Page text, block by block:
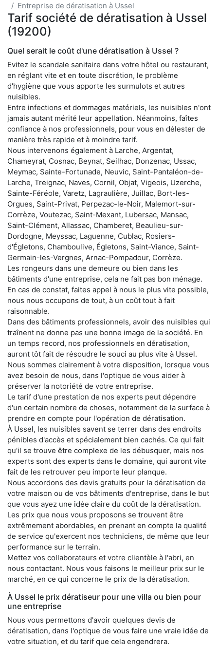
Entreprise de dératisation à Ussel
Tarif société de dératisation à Ussel
(19200)
Quel serait le coût d'une dératisation à Ussel ?
Evitez le scandale sanitaire dans votre hôtel ou restaurant,
en réglant vite et en toute discrétion, le problème
d'hygiène que vous apporte les surmulots et autres
nuisibles.
Entre infections et dommages matériels, les nuisibles n'ont
jamais autant mérité leur appellation. Néanmoins, faîtes
confiance à nos professionnels, pour vous en délester de
manière très rapide et à moindre tarif.
Nous intervenons également à Larche, Argentat,
Chameyrat, Cosnac, Beynat, Seilhac, Donzenac, Ussac,
Meymac, Sainte-Fortunade, Neuvic, Saint-Pantaléon-de-
Larche, Treignac, Naves, Cornil, Objat, Vigeois, Uzerche,
Sainte-Féréole, Varetz, Lagraulière, Juillac, Bort-les-
Orgues, Saint-Privat, Perpezac-le-Noir, Malemort-sur-
Corrèze, Voutezac, Saint-Mexant, Lubersac, Mansac,
Saint-Clément, Allassac, Chamberet, Beaulieu-sur-
Dordogne, Meyssac, Laguenne, Cublac, Rosiers-
d'Égletons, Chamboulive, Égletons, Saint-Viance, Saint-
Germain-les-Vergnes, Arnac-Pompadour, Corrèze.
Les rongeurs dans une demeure ou bien dans les
bâtiments d'une entreprise, cela ne fait pas bon ménage.
En cas de constat, faites appel à nous le plus vite possible,
nous nous occupons de tout, à un coût tout à fait
raisonnable.
Dans des bâtiments professionnels, avoir des nuisibles qui
traînent ne donne pas une bonne image de la société. En
un temps record, nos professionnels en dératisation,
auront tôt fait de résoudre le souci au plus vite à Ussel.
Nous sommes clairement à votre disposition, lorsque vous
avez besoin de nous, dans l'optique de vous aider à
préserver la notoriété de votre entreprise.
Le tarif d'une prestation de nos experts peut dépendre
d'un certain nombre de choses, notamment de la surface à
prendre en compte pour l'opération de dératisation.
À Ussel, les nuisibles savent se terrer dans des endroits
pénibles d'accès et spécialement bien cachés. Ce qui fait
qu'il se trouve être complexe de les débusquer, mais nos
experts sont des experts dans le domaine, qui auront vite
fait de les retrouver peu importe leur planque.
Nous accordons des devis gratuits pour la dératisation de
votre maison ou de vos bâtiments d'entreprise, dans le but
que vous ayez une idée claire du coût de la dératisation.
Les prix que nous vous proposons se trouvent être
extrêmement abordables, en prenant en compte la qualité
de service qu'exercent nos techniciens, de même que leur
performance sur le terrain.
Mettez vos collaborateurs et votre clientèle à l'abri, en
nous contactant. Nous vous faisons le meilleur prix sur le
marché, en ce qui concerne le prix de la dératisation.
À Ussel le prix dératiseur pour une villa ou bien pour
une entreprise
Nous vous permettons d'avoir quelques devis de
dératisation, dans l'optique de vous faire une vraie idée de
votre situation, et du tarif que cela engendrera.